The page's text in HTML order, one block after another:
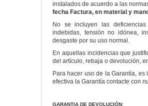
instalados de acuerdo a las
fecha Factura, en material y
No se incluyen las
indebidas, tensión no idónea,
desgaste por su uso normal.
En aquellas incidencias que
del artículo, rebaja o devolución,
Para hacer uso de la Garantía,
efectiva la Garantía contacte con
GARANTIA DE DEVOLUCIÓN: